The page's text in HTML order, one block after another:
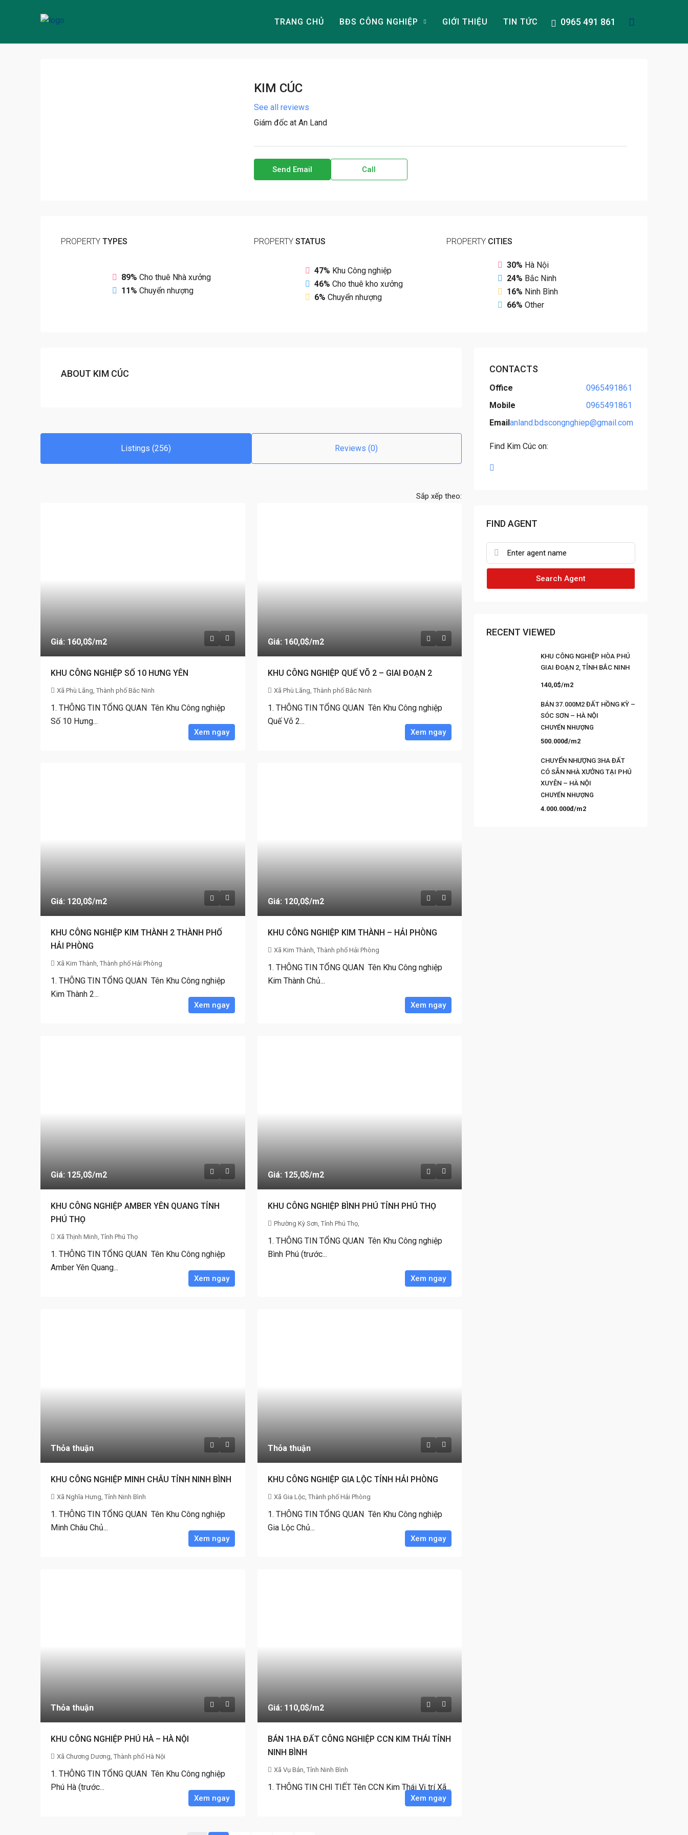
TRANG CHỦ BĐS CÔNG NGHIỆP GIỚI THIỆU TIN TỨC 0965 491 861
KIM CÚC
See all reviews
Giám đốc at An Land
Send Email Call
PROPERTY TYPES
89% Cho thuê Nhà xưởng
11% Chuyển nhượng
PROPERTYSTATUS
47% Khu Công nghiệp
46% Cho thuê kho xưởng
6% Chuyển nhượng
PROPERTY CITIES
30% Hà Nội
24% Bắc Ninh
16% Ninh Bình
66% Other
ABOUT KIM CÚC
Listings (256) Reviews (0)
Sắp xếp theo:
Giá: 160,0$/m2
KHU CÔNG NGHIỆP SỐ 10 HƯNG YÊN
Xã Phù Lãng, Thành phố Bắc Ninh
1. THÔNG TIN TỔNG QUAN Tên Khu Công nghiệp
Số 10 Hưng...
Xem ngay
Giá: 160,0$/m2
KHU CÔNG NGHIỆP QUẾ VÕ 2 – GIAI ĐOẠN 2
Xã Phù Lãng, Thành phố Bắc Ninh
1. THÔNG TIN TỔNG QUAN Tên Khu Công nghiệp
Quế Võ 2...
Xem ngay
Giá: 120,0$/m2
KHU CÔNG NGHIỆP KIM THÀNH 2 THÀNH PHỐ
HẢI PHÒNG
Xã Kim Thành, Thành phố Hải Phòng
1. THÔNG TIN TỔNG QUAN Tên Khu Công nghiệp
Kim Thành 2...
Xem ngay
Giá: 120,0$/m2
KHU CÔNG NGHIỆP KIM THÀNH – HẢI PHÒNG
Xã Kim Thành, Thành phố Hải Phòng
1. THÔNG TIN TỔNG QUAN Tên Khu Công nghiệp
Kim Thành Chủ...
Xem ngay
Giá: 125,0$/m2
KHU CÔNG NGHIỆP AMBER YÊN QUANG TỈNH
PHÚ THỌ
Xã Thịnh Minh, Tỉnh Phú Thọ
1. THÔNG TIN TỔNG QUAN Tên Khu Công nghiệp
Amber Yên Quang...
Xem ngay
Giá: 125,0$/m2
KHU CÔNG NGHIỆP BÌNH PHÚ TỈNH PHÚ THỌ
Phường Kỳ Sơn, Tỉnh Phú Thọ,
1. THÔNG TIN TỔNG QUAN Tên Khu Công nghiệp
Bình Phú (trước...
Xem ngay
Thỏa thuận
KHU CÔNG NGHIỆP MINH CHÂU TỈNH NINH BÌNH
Xã Nghĩa Hưng, Tỉnh Ninh Bình
1. THÔNG TIN TỔNG QUAN Tên Khu Công nghiệp
Minh Châu Chủ...
Xem ngay
Thỏa thuận
KHU CÔNG NGHIỆP GIA LỘC TỈNH HẢI PHÒNG
Xã Gia Lộc, Thành phố Hải Phòng
1. THÔNG TIN TỔNG QUAN Tên Khu Công nghiệp
Gia Lộc Chủ...
Xem ngay
Thỏa thuận
KHU CÔNG NGHIỆP PHÚ HÀ – HÀ NỘI
Xã Chương Dương, Thành phố Hà Nội
1. THÔNG TIN TỔNG QUAN Tên Khu Công nghiệp
Phú Hà (trước...
Xem ngay
Giá: 110,0$/m2
BÁN 1HA ĐẤT CÔNG NGHIỆP CCN KIM THÁI TỈNH
NINH BÌNH
Xã Vụ Bản, Tỉnh Ninh Bình
1. THÔNG TIN CHI TIẾT Tên CCN Kim Thái Vị trí Xã...
Xem ngay
CONTACTS
Office
0965491861
Mobile
0965491861
Emailanland.bdscongnghiep@gmail.com
Find Kim Cúc on:
FIND AGENT
Search Agent
RECENT VIEWED
KHU CÔNG NGHIỆP HÒA PHÚ
GIAI ĐOẠN 2, TỈNH BẮC NINH
140,0$/m2
BÁN 37.000M2 ĐẤT HỒNG KỲ –
SÓC SƠN – HÀ NỘI
CHUYỂN NHƯỢNG
500.000đ/m2
CHUYỂN NHƯỢNG 3HA ĐẤT
CÓ SẴN NHÀ XƯỞNG TẠI PHÚ
XUYÊN – HÀ NỘI
CHUYỂN NHƯỢNG
4.000.000đ/m2